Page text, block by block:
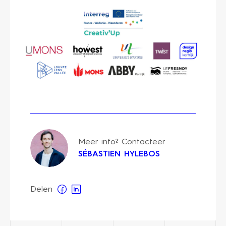
Meer info? Contacteer
SÉBASTIEN HYLEBOS
Delen